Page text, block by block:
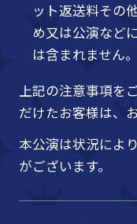
ット返送料その
め又は公演など
は含まれません。
上記の注意事項を
だけたお客様は、
本公演は状況によ
がございます。